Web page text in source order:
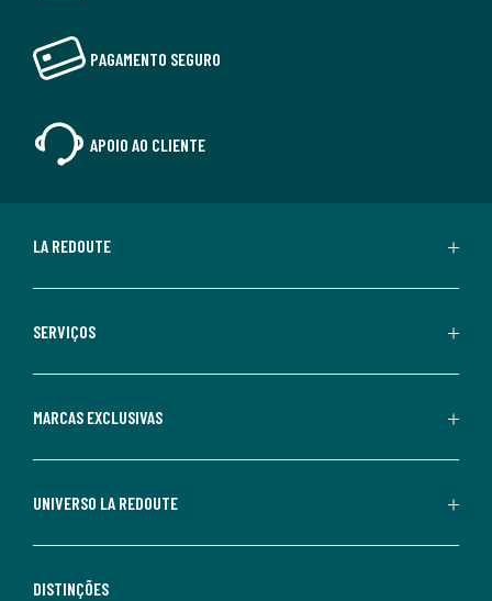
PAGAMENTO SEGURO
APOIO AO CLIENTE
LA REDOUTE
SERVIÇOS
MARCAS EXCLUSIVAS
UNIVERSO LA REDOUTE
DISTINÇÕES